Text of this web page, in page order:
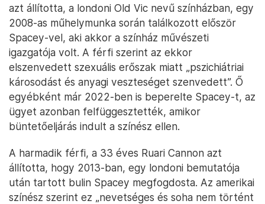
azt állította, a londoni Old Vic nevű színházban, egy
2008-as műhelymunka során találkozott először
Spacey-vel, aki akkor a színház művészeti
igazgatója volt. A férfi szerint az ekkor
elszenvedett szexuális erőszak miatt „pszichiátriai
károsodást és anyagi veszteséget szenvedett”. Ő
egyébként már 2022-ben is beperelte Spacey-t, az
ügyet azonban felfüggesztették, amikor
büntetőeljárás indult a színész ellen.
A harmadik férfi, a 33 éves Ruari Cannon azt
állította, hogy 2013-ban, egy londoni bemutatója
után tartott bulin Spacey megfogdosta. Az amerikai
színész szerint ez „nevetséges és soha nem történt